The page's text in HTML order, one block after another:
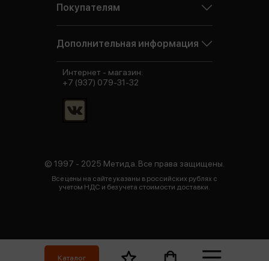
Каталог
Покупателям
Дополнительная информация
© 1997 - 2025 Метида. Все права защищены.
Все цены на сайте указаны в российских рублях с
учетом НДС и без учета стоимости доставки.
Интернет - магазин:
+7 (937) 079-31-32